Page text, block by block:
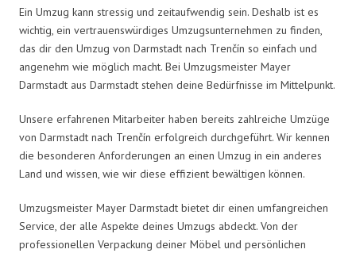
Ein Umzug kann stressig und zeitaufwendig sein. Deshalb ist es
wichtig, ein vertrauenswürdiges Umzugsunternehmen zu finden,
das dir den Umzug von Darmstadt nach Trenčín so einfach und
angenehm wie möglich macht. Bei Umzugsmeister Mayer
Darmstadt aus Darmstadt stehen deine Bedürfnisse im Mittelpunkt.
Unsere erfahrenen Mitarbeiter haben bereits zahlreiche Umzüge
von Darmstadt nach Trenčín erfolgreich durchgeführt. Wir kennen
die besonderen Anforderungen an einen Umzug in ein anderes
Land und wissen, wie wir diese effizient bewältigen können.
Umzugsmeister Mayer Darmstadt bietet dir einen umfangreichen
Service, der alle Aspekte deines Umzugs abdeckt. Von der
professionellen Verpackung deiner Möbel und persönlichen